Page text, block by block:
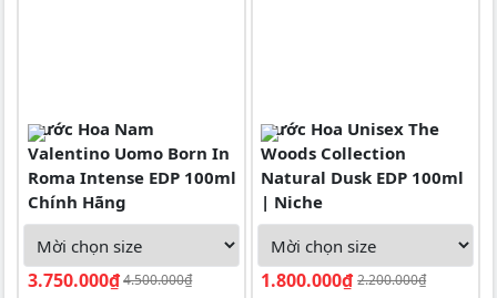
Nước Hoa Nam
Valentino Uomo Born In
Roma Intense EDP 100ml
Chính Hãng
3.750.000₫ 4.500.000₫
Nước Hoa Unisex The
Woods Collection
Natural Dusk EDP 100ml
| Niche
1.800.000₫ 2.200.000₫